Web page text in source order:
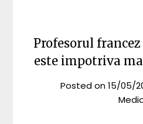
Profesorul
este impotriva
Posted on15/05/